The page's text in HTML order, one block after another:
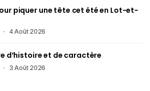
piquer une tête cet été en Lot-et-
4 Août 2026
d’histoire et de caractère
3 Août 2026